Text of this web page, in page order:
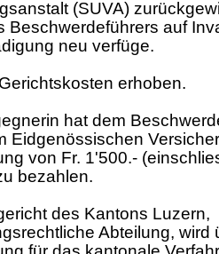
(SUVA)
Beschwerdeführers auf
neu verfüge.
erhoben.
hat dem
Eidgenössischen
von Fr. 1'500.-
bezahlen.
des Kantons Luzern,
Abteilung, wird